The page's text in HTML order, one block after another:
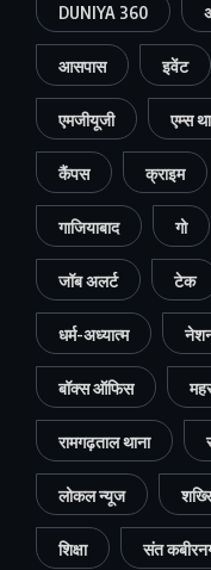
DUNIYA 360
आसपास इवेंट
एमजीयूजी एम्स
कैंपस क्राइम
गाजियाबाद गो
जॉब अलर्ट टेक
धर्म-अध्यात्म
बॉक्स ऑफिस
रामगढ़ताल थाना
लोकल न्यूज
शिक्षा संत